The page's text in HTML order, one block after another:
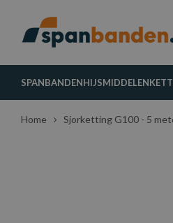
SPANBANDENHIJSMIDDELEN
Home Sjorketting G100 - 5